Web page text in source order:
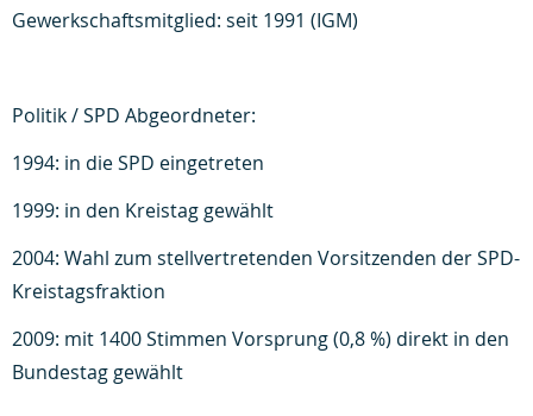
Gewerkschaftsmitglied: seit 1991 (IGM)
Politik / SPD Abgeordneter:
1994: in die SPD eingetreten
1999: in den Kreistag gewählt
2004: Wahl zum stellvertretenden Vorsitzenden der SPD-
Kreistagsfraktion
2009: mit 1400 Stimmen Vorsprung (0,8 %) direkt in den
Bundestag gewählt